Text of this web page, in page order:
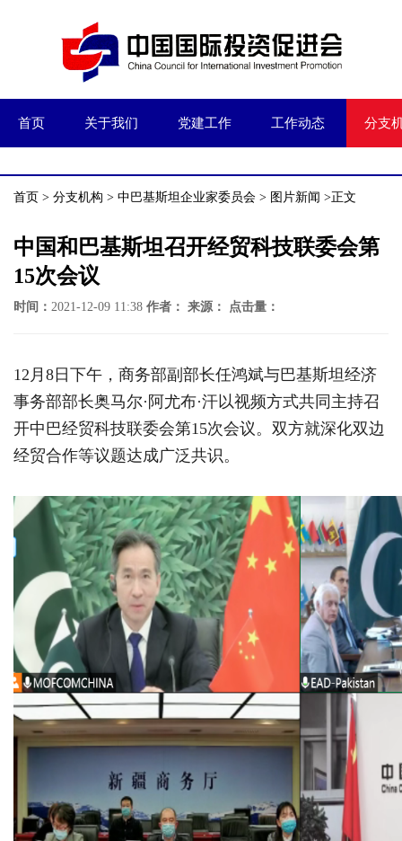
首页 关于我们 党建工作 工作动态 分支
首页 > 分支机构 > 中巴基斯坦企业家委员会 > 图片新闻 >正文
中国和巴基斯坦召开经贸科技联委会第
15次会议
时间： 2021-12-09 11:38 作者： 来源： 点击量：
12月8日下午，商务部副部长任鸿斌与巴基斯坦经济
事务部部长奥马尔·阿尤布·汗以视频方式共同主持召
开中巴经贸科技联委会第15次会议。双方就深化双边
经贸合作等议题达成广泛共识。